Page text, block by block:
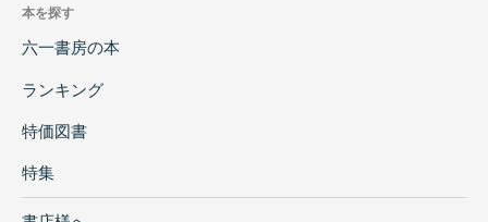
本を探す
六一書房の本
ランキング
特価図書
特集